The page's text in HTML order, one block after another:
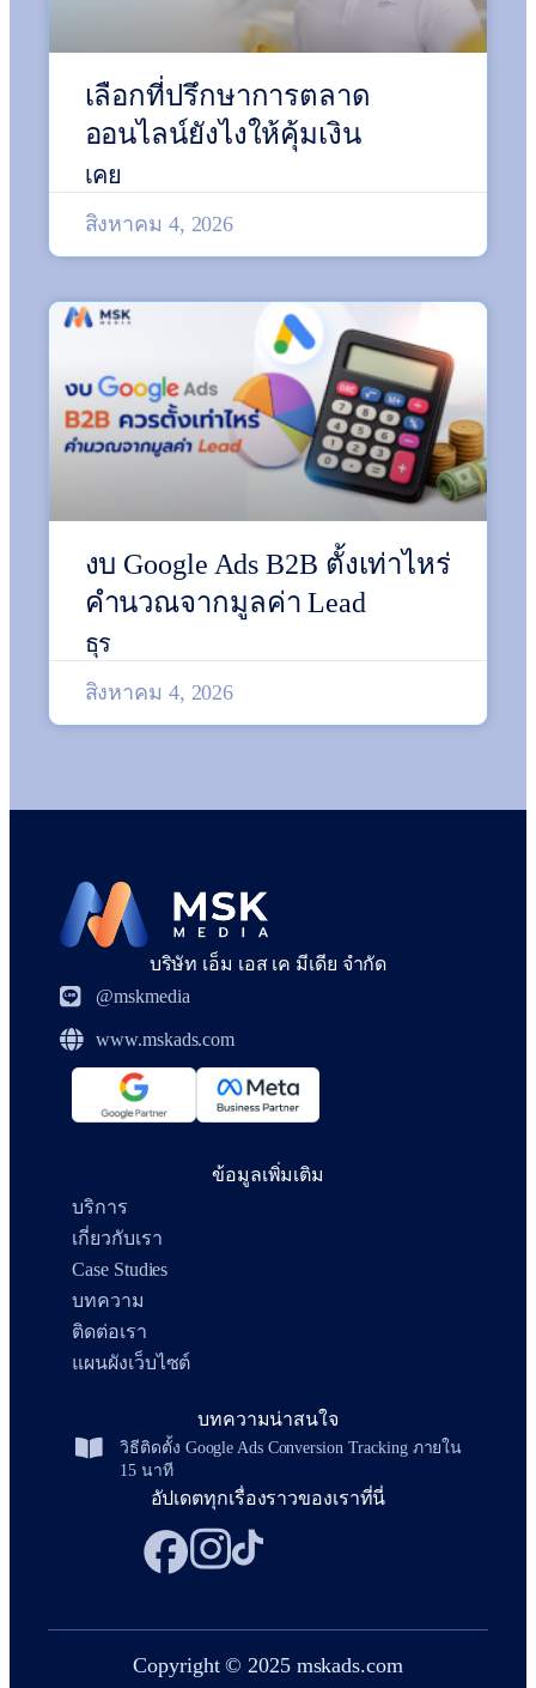
เลือกที่ปรึกษาการตลาด
ออนไลน์ยังไงให้คุ้มเงิน
เคย
สิงหาคม 4, 2026
งบ Google Ads B2B ตั้งเท่าไหร่
คำนวณจากมูลค่า Lead
ธุร
สิงหาคม 4, 2026
บริษัท เอ็ม เอส เค มีเดีย จำกัด
@mskmedia
www.mskads.com
ข้อมูลเพิ่มเติม
บริการ
เกี่ยวกับเรา
Case Studies
บทความ
ติดต่อเรา
แผนผังเว็บไซต์
บทความน่าสนใจ
วิธีติดตั้ง Google Ads Conversion Tracking ภายใน
15 นาที
อัปเดตทุกเรื่องราวของเราที่นี่
Copyright © 2025 mskads.com